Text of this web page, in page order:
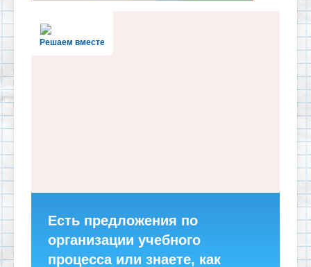
Решаем вместе
Есть предложения по
организации учебного
процесса или знаете, как